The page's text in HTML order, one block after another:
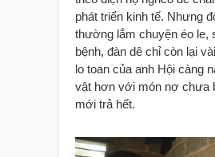
phát triển kinh tế. Nhưng
thường lắm chuyện éo le,
bệnh, đàn dê chỉ còn lại
lo toan của anh Hội càng
vật hơn với món nợ chưa
mới trả hết.